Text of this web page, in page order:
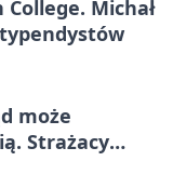
Michał
może
Strażacy